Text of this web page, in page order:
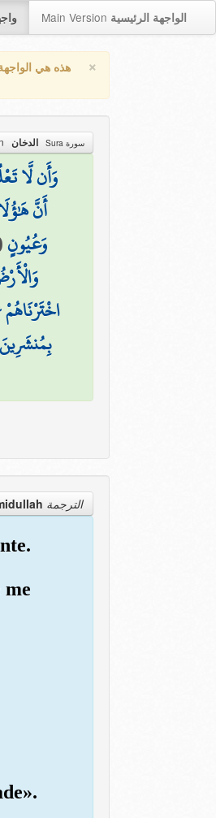
Main Version الواجهة الرئيسية
× هذه هي
سورة Sura الدخان
وَأَن لَّا
أَنَّ
وَعُيُونٍ
بِمُنشَرِينَ
الترجمة Translation
me